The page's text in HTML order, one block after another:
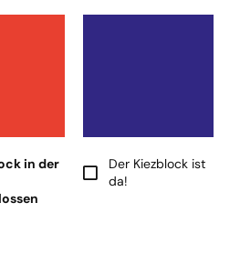
in der
Der Kiezblock ist
da!